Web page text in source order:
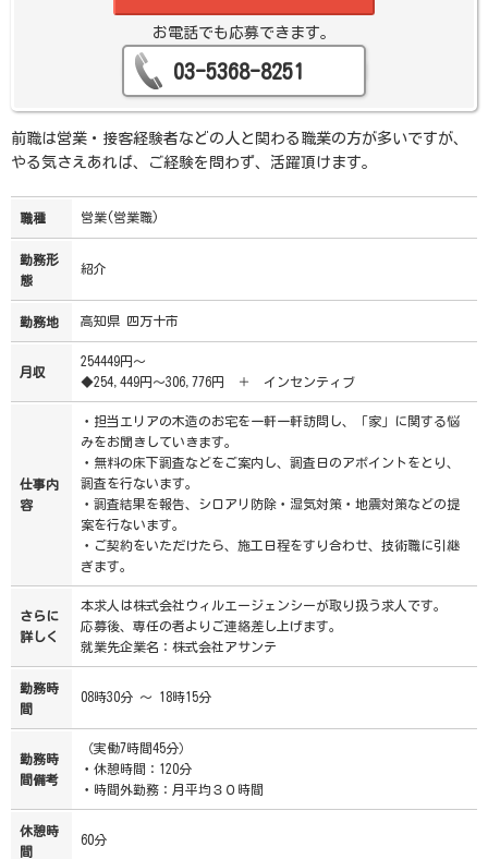
お電話でも応募できます。
03-5368-8251
前職は営業・接客経験者などの人と関わる職業の方が多いですが、
やる気さえあれば、ご経験を問わず、活躍頂けます。
職種 営業(営業職)
勤務形
態
紹介
勤務地 高知県 四万十市
月収
254449円～
◆254,449円～306,776円 ＋ インセンティブ
仕事内
容
・担当エリアの木造のお宅を一軒一軒訪問し、「家」に関する悩
みをお聞きしていきます。
・無料の床下調査などをご案内し、調査日のアポイントをとり、
調査を行ないます。
・調査結果を報告、シロアリ防除・湿気対策・地震対策などの提
案を行ないます。
・ご契約をいただけたら、施工日程をすり合わせ、技術職に引継
ぎます。
さらに
詳しく
本求人は株式会社ウィルエージェンシーが取り扱う求人です。
応募後、専任の者よりご連絡差し上げます。
就業先企業名：株式会社アサンテ
勤務時
間
08時30分 ～ 18時15分
勤務時
間備考
（実働7時間45分）
・休憩時間：120分
・時間外勤務：月平均３０時間
休憩時
間
60分